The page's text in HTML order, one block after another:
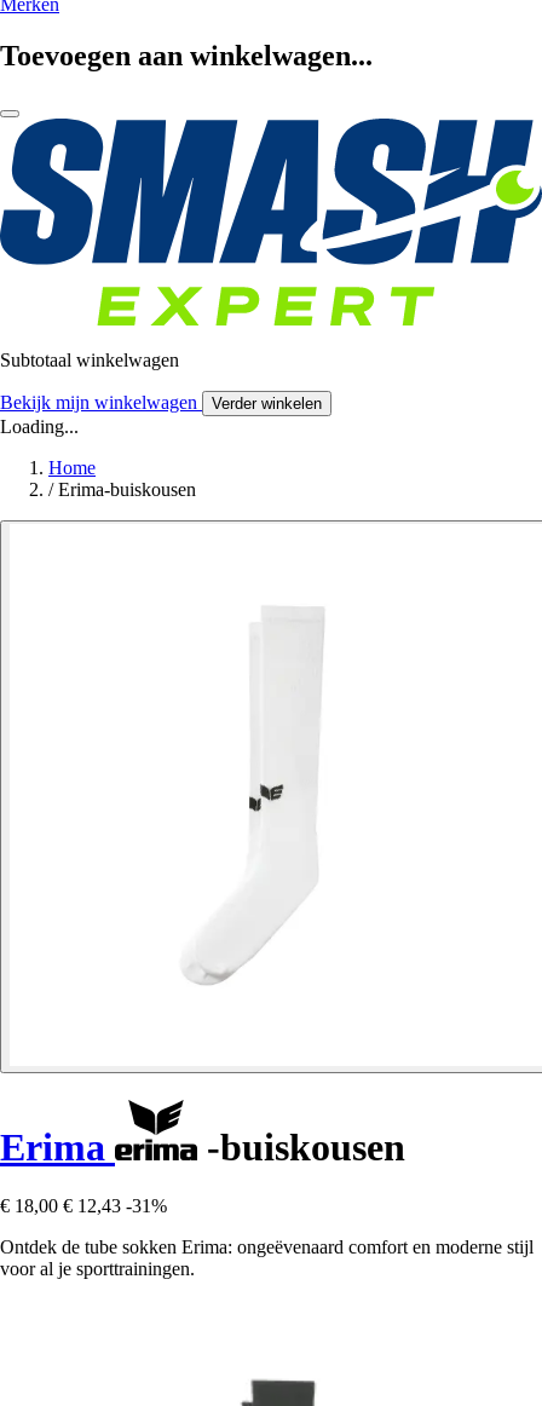
Merken
Toevoegen aan winkelwagen...
Subtotaal winkelwagen
Bekijk mijn winkelwagen Verder winkelen
Loading...
Home
/ Erima-buiskousen
Erima -buiskousen
€ 18,00 € 12,43 -31%
Ontdek de tube sokken Erima: ongeëvenaard comfort en moderne stijl
voor al je sporttrainingen.